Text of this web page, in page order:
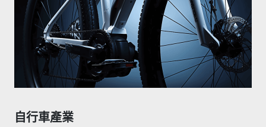
自行車產業